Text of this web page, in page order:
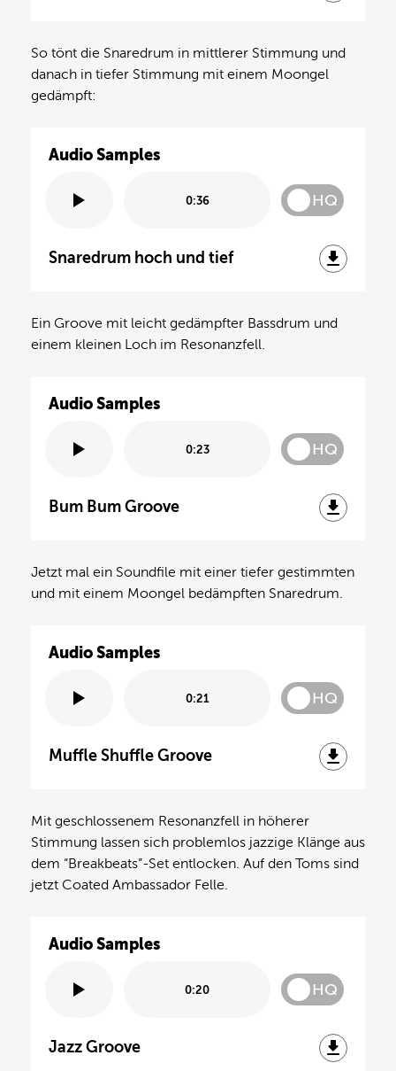
So tönt die Snaredrum in mittlerer Stimmung und
danach in tiefer Stimmung mit einem Moongel
gedämpft:
Audio Samples
0:36 HQ
Snaredrum hoch und tief
Ein Groove mit leicht gedämpfter Bassdrum und
einem kleinen Loch im Resonanzfell.
Audio Samples
0:23 HQ
Bum Bum Groove
Jetzt mal ein Soundfile mit einer tiefer gestimmten
und mit einem Moongel bedämpften Snaredrum.
Audio Samples
0:21 HQ
Muffle Shuffle Groove
Mit geschlossenem Resonanzfell in höherer
Stimmung lassen sich problemlos jazzige Klänge aus
dem “Breakbeats”-Set entlocken. Auf den Toms sind
jetzt Coated Ambassador Felle.
Audio Samples
0:20 HQ
Jazz Groove